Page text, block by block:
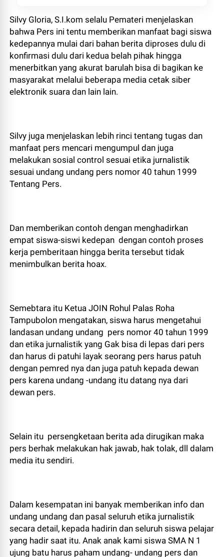
Silvy Gloria, S.I.kom selalu Pemateri menjelaskan
bahwa Pers ini tentu memberikan manfaat bagi siswa
kedepannya mulai dari bahan berita diproses dulu di
konfirmasi dulu dari kedua belah pihak hingga
menerbitkan yang akurat barulah bisa di bagikan ke
masyarakat melalui beberapa media cetak siber
elektronik suara dan lain lain.
Silvy juga menjelaskan lebih rinci tentang tugas dan
manfaat pers mencari mengumpul dan juga
melakukan sosial control sesuai etika jurnalistik
sesuai undang undang pers nomor 40 tahun 1999
Tentang Pers.
Dan memberikan contoh dengan menghadirkan
empat siswa-siswi kedepan dengan contoh proses
kerja pemberitaan hingga berita tersebut tidak
menimbulkan berita hoax.
Semebtara itu Ketua JOIN Rohul Palas Roha
Tampubolon mengatakan, siswa harus mengetahui
landasan undang undang pers nomor 40 tahun 1999
dan etika jurnalistik yang Gak bisa di lepas dari pers
dan harus di patuhi layak seorang pers harus patuh
dengan pemred nya dan juga patuh kepada dewan
pers karena undang -undang itu datang nya dari
dewan pers.
Selain itu persengketaan berita ada dirugikan maka
pers berhak melakukan hak jawab, hak tolak, dll dalam
media itu sendiri.
Dalam kesempatan ini banyak memberikan info dan
undang undang dan pasal seluruh etika jurnalistik
secara detail, kepada hadirin dan seluruh siswa pelajar
yang hadir saat itu. Anak anak kami siswa SMA N 1
ujung batu harus paham undang- undang pers dan